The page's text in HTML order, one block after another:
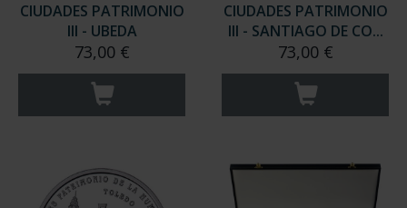
CIUDADES PATRIMONIO
III - UBEDA
73,00 €
CIUDADES PATRIMONIO
III - SANTIAGO DE CO...
73,00 €